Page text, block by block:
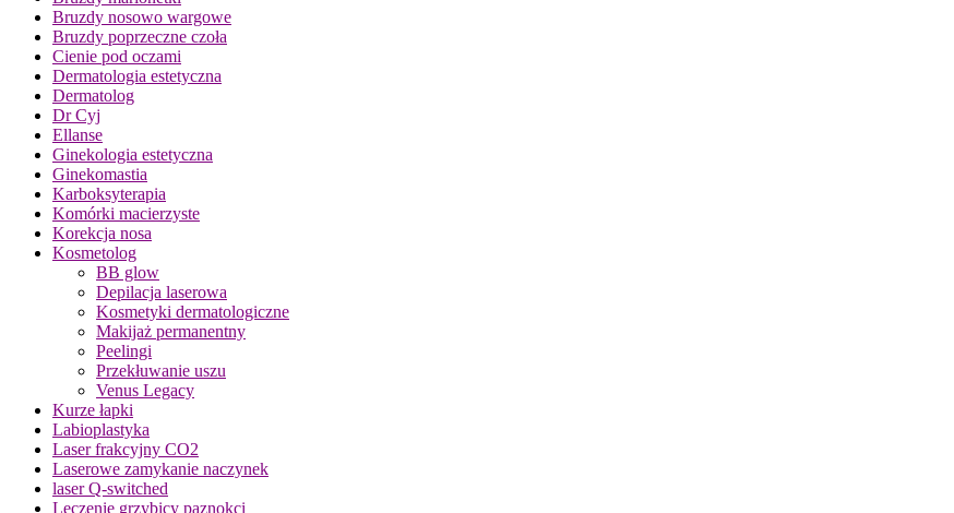
Bruzdy nosowo wargowe
Bruzdy poprzeczne czoła
Cienie pod oczami
Dermatologia estetyczna
Dermatolog
Dr Cyj
Ellanse
Ginekologia estetyczna
Ginekomastia
Karboksyterapia
Komórki macierzyste
Korekcja nosa
Kosmetolog
BB glow
Depilacja laserowa
Kosmetyki dermatologiczne
Makijaż permanentny
Peelingi
Przekłuwanie uszu
Venus Legacy
Kurze łapki
Labioplastyka
Laser frakcyjny CO2
Laserowe zamykanie naczynek
laser Q-switched
Leczenie grzybicy paznokci